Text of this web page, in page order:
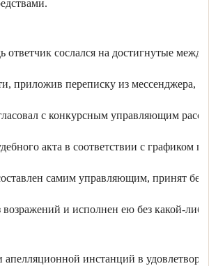
ответчик сослался на достигнутые
приложив переписку из мессенджера,
с конкурсным управляющим
акта в соответствии с графиком
самим управляющим, принят
возражений и исполнен ею без какой-
инстанций в